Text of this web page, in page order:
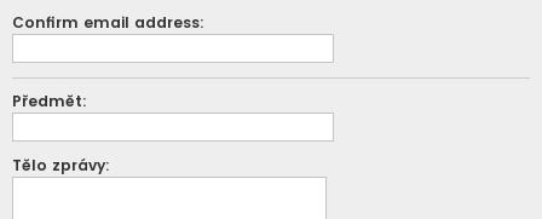
Confirm email address:
Předmět:
Tělo zprávy: